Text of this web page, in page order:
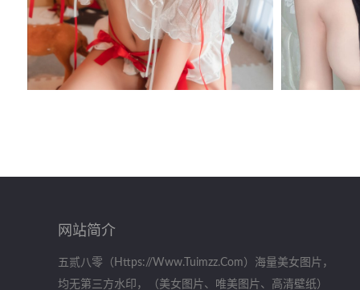
网站简介
五贰八零（https://www.tuimzz.com）海量美女图片，
均无第三方水印，（美女图片、唯美图片、高清壁纸）